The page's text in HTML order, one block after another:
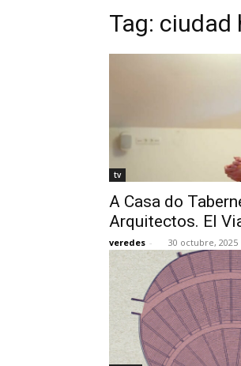
Tag: ciudad
tv
A Casa do
Arquitectos. El
veredes - 30 octubre, 2025